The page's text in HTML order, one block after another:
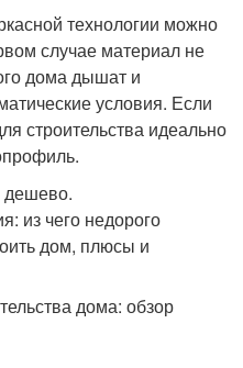
технологии можно
случае материал не
дома дышат и
условия. Если
строительства идеально
дома: обзор